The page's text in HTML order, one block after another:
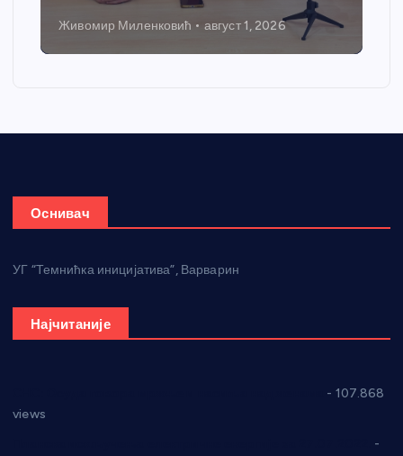
Никола Петровић јул 31, 2026
Оснивач
УГ “Темнићка иницијатива”, Варварин
Најчитаније
- 107.868
views
-